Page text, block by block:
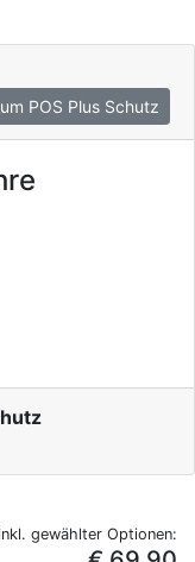
POS Plus Schutz
gewählter Optionen: